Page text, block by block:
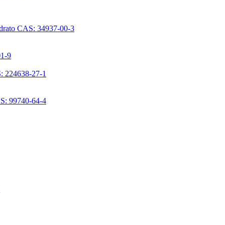
CAS: 34937-00-3
9
224638-27-1
99740-64-4